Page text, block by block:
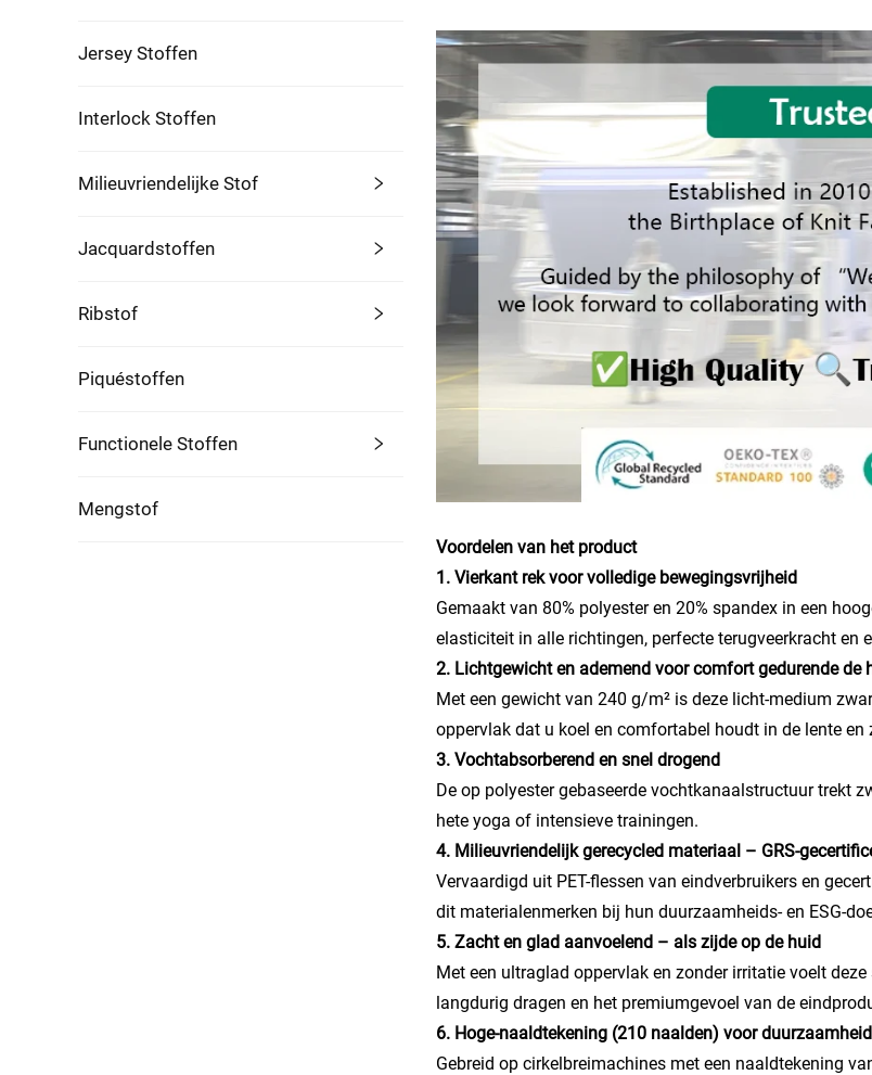
Jersey Stoffen
Interlock Stoffen
Milieuvriendelijke Stof
Jacquardstoffen
Ribstof
Piquéstoffen
Functionele Stoffen
Mengstof
Voordelen van het product
1. Vierkant rek voor volledige bewegingsvrijheid
Gemaakt van 80% polyester en 20% spandex in een
elasticiteit in alle richtingen, perfecte terugveerkracht en
2. Lichtgewicht en ademend voor comfort gedurende de
Met een gewicht van 240 g/m² is deze licht-medium
oppervlak dat u koel en comfortabel houdt in de lente en
3. Vochtabsorberend en snel drogend
De op polyester gebaseerde vochtkanaalstructuur trekt
hete yoga of intensieve trainingen.
4. Milieuvriendelijk gerecycled materiaal – GRS-
Vervaardigd uit PET-flessen van eindverbruikers en
dit materialenmerken bij hun duurzaamheids- en ESG-
5. Zacht en glad aanvoelend – als zijde op de huid
Met een ultraglad oppervlak en zonder irritatie voelt
langdurig dragen en het premiumgevoel van de
6. Hoge-naaldtekening (210 naalden) voor duurzaamheid
Gebreid op cirkelbreimachines met een naaldtekening